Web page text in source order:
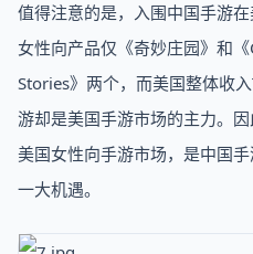
值得注意的是，入围中国手游在
女性向产品仅《奇妙庄园》和
Stories》两个，而美国整体收
游却是美国手游市场的主力。
美国女性向手游市场，是中国
一大机遇。